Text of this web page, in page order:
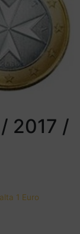
2017 /
1 Euro